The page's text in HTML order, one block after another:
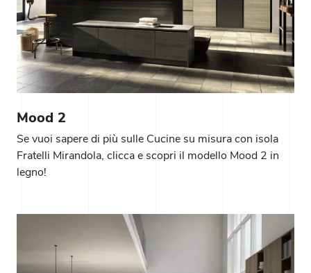
Mood 2
Se vuoi sapere di più sulle Cucine su misura con isola
Fratelli Mirandola, clicca e scopri il modello Mood 2 in
legno!